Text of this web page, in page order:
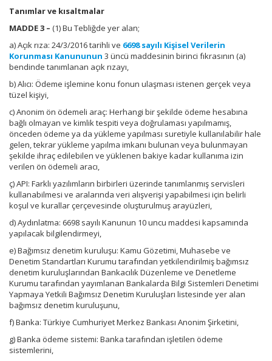
Tanımlar ve kısaltmalar
MADDE 3 – (1) Bu Tebliğde yer alan;
a) Açık rıza: 24/3/2016 tarihli ve 6698 sayılı Kişisel Verilerin
Korunması Kanununun 3 üncü maddesinin birinci fıkrasının (a)
bendinde tanımlanan açık rızayı,
b) Alıcı: Ödeme işlemine konu fonun ulaşması istenen gerçek veya
tüzel kişiyi,
c) Anonim ön ödemeli araç: Herhangi bir şekilde ödeme hesabına
bağlı olmayan ve kimlik tespiti veya doğrulaması yapılmamış,
önceden ödeme ya da yükleme yapılması suretiyle kullanılabilir hale
gelen, tekrar yükleme yapılma imkanı bulunan veya bulunmayan
şekilde ihraç edilebilen ve yüklenen bakiye kadar kullanıma izin
verilen ön ödemeli aracı,
ç) API: Farklı yazılımların birbirleri üzerinde tanımlanmış servisleri
kullanabilmesi ve aralarında veri alışverişi yapabilmesi için belirli
koşul ve kurallar çerçevesinde oluşturulmuş arayüzleri,
d) Aydınlatma: 6698 sayılı Kanunun 10 uncu maddesi kapsamında
yapılacak bilgilendirmeyi,
e) Bağımsız denetim kuruluşu: Kamu Gözetimi, Muhasebe ve
Denetim Standartları Kurumu tarafından yetkilendirilmiş bağımsız
denetim kuruluşlarından Bankacılık Düzenleme ve Denetleme
Kurumu tarafından yayımlanan Bankalarda Bilgi Sistemleri Denetimi
Yapmaya Yetkili Bağımsız Denetim Kuruluşları listesinde yer alan
bağımsız denetim kuruluşunu,
f) Banka: Türkiye Cumhuriyet Merkez Bankası Anonim Şirketini,
g) Banka ödeme sistemi: Banka tarafından işletilen ödeme
sistemlerini,